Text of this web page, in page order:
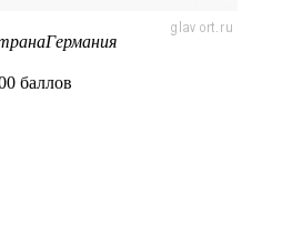
Германия
баллов